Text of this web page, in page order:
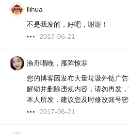
llihua
不是我发的，好吧，谢谢！
2017-06-21
渔舟唱晚，雁阵惊寒
您的博客因发布大量垃圾外链广
解锁并删除违规内容，请勿再发
本人所发，建议您及时修改账号密
2017-06-21